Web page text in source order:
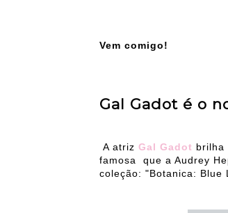
Vem comigo!
Gal Gadot é o
A atriz Gal Gadot brilha
famosa que a Audrey
coleção: "Botanica: Blue